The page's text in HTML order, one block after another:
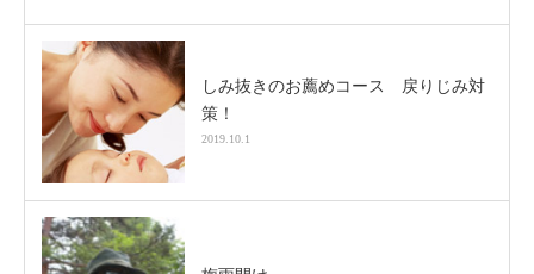
しみ抜きのお薦めコース 戻りじみ対
策！
2019.10.1